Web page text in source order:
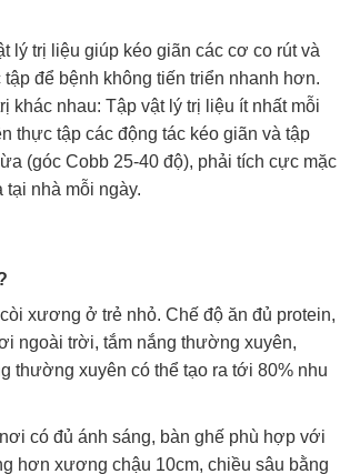
lý trị liệu giúp kéo giãn các cơ co rút và
để bệnh không tiến triển nhanh hơn.
khác nhau: Tập vật lý trị liệu ít nhất mỗi
thực tập các động tác kéo giãn và tập
(góc Cobb 25-40 độ), phải tích cực mặc
nhà mỗi ngày.
xương ở trẻ nhỏ. Chế độ ăn đủ protein,
ngoài trời, tắm nắng thường xuyên,
thường xuyên có thể tạo ra tới 80% nhu
có đủ ánh sáng, bàn ghế phù hợp với
hơn xương chậu 10cm, chiều sâu bằng